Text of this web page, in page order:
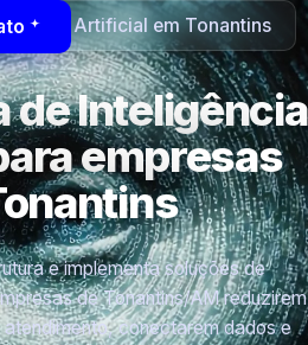
Artificial em Tonantins
de Inteligência
empresas
e implementa soluções de
de Tonantins/AM reduzirem
conectarem dados e